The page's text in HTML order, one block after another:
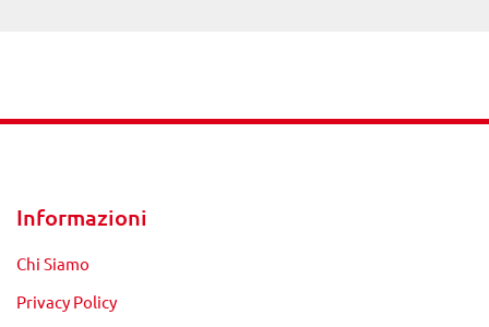
Informazioni
Chi Siamo
Privacy Policy